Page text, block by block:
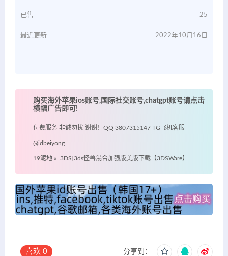
已售 25
最近更新 2022年10月16日
购买海外苹果ios账号,国际社交账号,chatgpt账号请点击
横幅广告即可!
付费服务 非诚勿扰 谢谢！QQ 3807315147 TG飞机客服
@idbeiyong
19泥地 » [3DS]3ds怪兽混合加强版美版下载【3DSWare】
喜欢 0 分享到：